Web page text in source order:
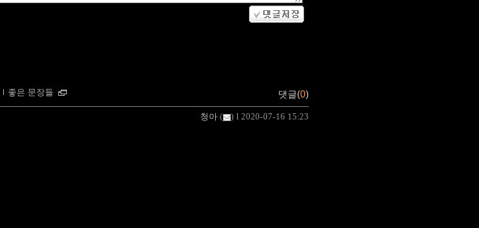
ｌ 좋은 문장들 댓글(0)
청아 ( ) l 2020-07-16 15:23